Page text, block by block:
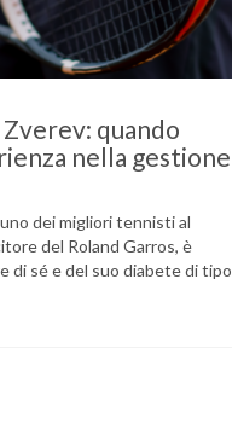
quando
nella gestione
dei migliori tennisti al
del Roland Garros, è
di sé e del suo diabete di tipo